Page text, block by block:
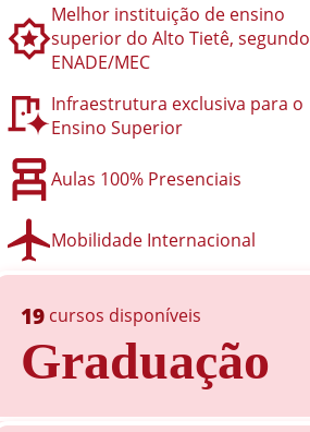
Melhor instituição de ensino
superior do Alto Tietê, segundo
ENADE/MEC
Infraestrutura exclusiva para o
Ensino Superior
Aulas 100% Presenciais
Mobilidade Internacional
19 cursos disponíveis
Graduação